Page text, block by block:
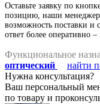
Оставьте заявку по
позицию, наши
возможность поставки и
ответ более оперативно
Функциональное
оптический
найти
Нужна консультация?
Ваш персональный
по товару и